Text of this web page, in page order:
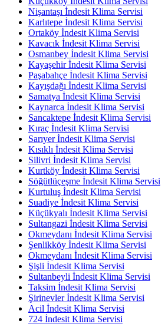
Nişantaşı İndesit Klima Servisi
Karlıtepe İndesit Klima Servisi
Ortaköy İndesit Klima Servisi
Kavacık İndesit Klima Servisi
Osmanbey İndesit Klima Servisi
Kayaşehir İndesit Klima Servisi
Paşabahçe İndesit Klima Servisi
Kayışdağı İndesit Klima Servisi
Samatya İndesit Klima Servisi
Kaynarca İndesit Klima Servisi
Sancaktepe İndesit Klima Servisi
Kıraç İndesit Klima Servisi
Sarıyer İndesit Klima Servisi
Kısıklı İndesit Klima Servisi
Silivri İndesit Klima Servisi
Kurtköy İndesit Klima Servisi
Söğütlüçeşme İndesit Klima Servisi
Kurtuluş İndesit Klima Servisi
Suadiye İndesit Klima Servisi
Küçükyalı İndesit Klima Servisi
Sultangazi İndesit Klima Servisi
Okmeydanı İndesit Klima Servisi
Şenlikköy İndesit Klima Servisi
Okmeydanı İndesit Klima Servisi
Şişli İndesit Klima Servisi
Sultanbeyli İndesit Klima Servisi
Taksim İndesit Klima Servisi
Şirinevler İndesit Klima Servisi
Acil İndesit Klima Servisi
724 İndesit Klima Servisi